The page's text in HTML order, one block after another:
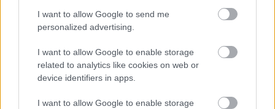
I want to allow Google to send me
personalized advertising.
I want to allow Google to enable storage
related to analytics like cookies on web or
device identifiers in apps.
I want to allow Google to enable storage
data, tar Spendavis informationen direkt från
rapporter som ger er full inblick i hur ni gör
inköp.